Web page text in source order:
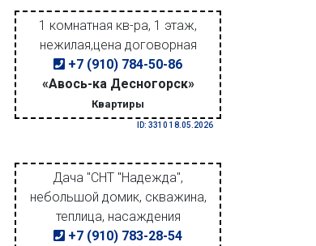
1 комнатная кв-ра, 1 этаж,
нежилая,цена договорная
+7 (910) 784-50-86
«Авось-ка Десногорск»
Квартиры
ID: 3310 18.05.2026
Дача "СНТ "Надежда",
небольшой домик, скважина,
теплица, насаждения
+7 (910) 783-28-54